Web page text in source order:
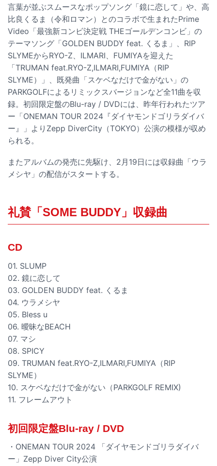
言葉が並ぶスムースなポップソング「鏡に恋して」や、高
比良くるま（令和ロマン）とのコラボで生まれたPrime
Video「最強新コンビ決定戦 THEゴールデンコンビ」の
テーマソング「GOLDEN BUDDY feat. くるま」、RIP
SLYMEからRYO-Z、ILMARI、FUMIYAを迎えた
「TRUMAN feat.RYO-Z,ILMARI,FUMIYA（RIP
SLYME）」、既発曲「スケベなだけで金がない」の
PARKGOLFによるリミックスバージョンなど全11曲を収
録。初回限定盤のBlu-ray / DVDには、昨年行われたツア
ー「ONEMAN TOUR 2024『ダイヤモンドゴリラダイバ
ー』」よりZepp DiverCity（TOKYO）公演の模様が収め
られる。
またアルバムの発売に先駆け、2月19日には収録曲「ウラ
メシヤ」の配信がスタートする。
礼賛「SOME BUDDY」収録曲
CD
01. SLUMP
02. 鏡に恋して
03. GOLDEN BUDDY feat. くるま
04. ウラメシヤ
05. Bless u
06. 曖昧なBEACH
07. マシ
08. SPICY
09. TRUMAN feat.RYO-Z,ILMARI,FUMIYA（RIP
SLYME）
10. スケベなだけで金がない（PARKGOLF REMIX)
11. フレームアウト
初回限定盤Blu-ray / DVD
・ONEMAN TOUR 2024 「ダイヤモンドゴリラダイバ
ー」Zepp Diver City公演